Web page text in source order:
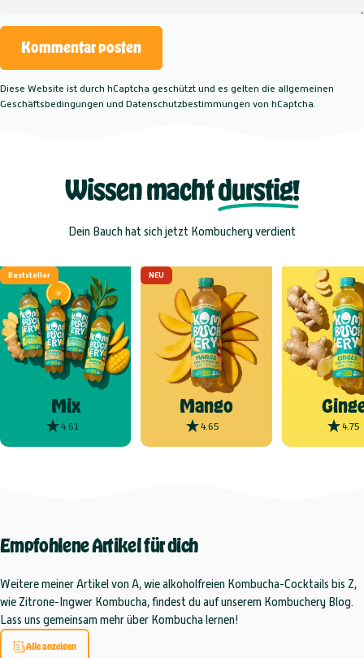
Nachricht
Kommentar posten
Diese Website ist durch hCaptcha geschützt und es gelten die allgemeinen
Geschäftsbedingungen und Datenschutzbestimmungen von hCaptcha.
Wissen machtdurstig!
Dein Bauch hat sich jetzt Kombuchery verdient
Beststeller
Mix
4.61
NEU
Mango
4.65 4.75
EmpfohleneArtikelfürdich
Weitere meiner Artikel von A, wie alkoholfreien Kombucha-Cocktails bis Z,
wie Zitrone-Ingwer Kombucha, findest du auf unserem Kombuchery Blog.
Lass uns gemeinsam mehr über Kombucha lernen!
Alle anzeigen